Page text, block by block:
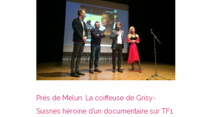
Près de Melun. La coiffeuse de Grisy-
Suisnes héroïne d’un documentaire sur TF1